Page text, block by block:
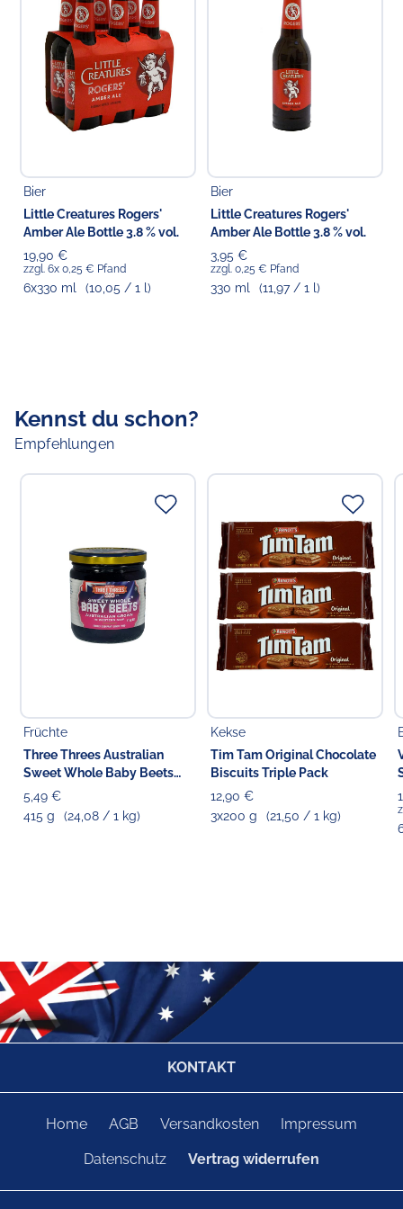
Choppy's Food & Non-Food GmbH
Koldingstr. 1B
22769 Hamburg
Bier
Little Creatures Rogers'
Amber Ale Bottle 3.8 % vol.
19,90 €
zzgl. 6x 0,25 € Pfand
6x330 ml (10,05 / 1 l)
Bier
Little Creatures Rogers'
Amber Ale Bottle 3.8 % vol.
3,95 €
zzgl. 0,25 € Pfand
330 ml (11,97 / 1 l)
Kennst du schon?
Empfehlungen
Früchte
Three Threes Australian
Sweet Whole Baby Beets
Beetroot
5,49 €
415 g
(24,08 / 1 kg)
Kekse
Tim Tam Original Chocolate
Biscuits Triple Pack
12,90 €
3x200 g
(21,50 / 1 kg)
KONTAKT
Home AGB Versandkosten Impressum
Datenschutz Vertrag widerrufen